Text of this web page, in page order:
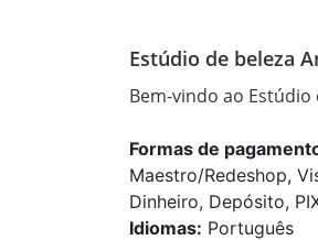
Estúdio de beleza
Bem-vindo ao Estúdio
Formas de
Maestro/Redeshop,
Dinheiro, Depósito,
Idiomas: Português